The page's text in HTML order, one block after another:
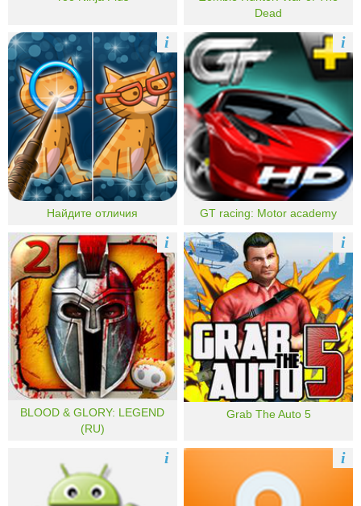
Dead
Найдите отличия
i
GT racing: Motor academy
i
BLOOD & GLORY: LEGEND
(RU)
i
Grab The Auto 5
i
i i